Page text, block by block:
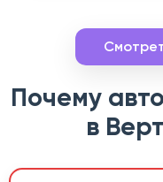
Почему
в